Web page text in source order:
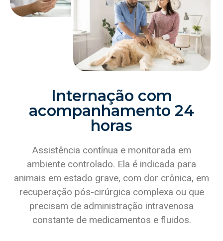
Internação com
acompanhamento 24
horas
Assistência contínua e monitorada em
ambiente controlado. Ela é indicada para
animais em estado grave, com dor crônica, em
recuperação pós-cirúrgica complexa ou que
precisam de administração intravenosa
constante de medicamentos e fluidos.